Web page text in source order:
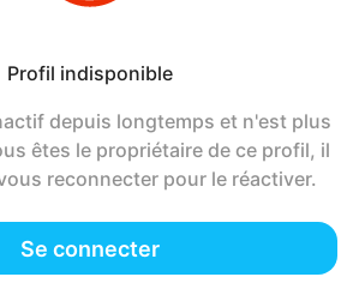
Profil indisponible
depuis longtemps et n'est plus
êtes le propriétaire de ce profil, il
reconnecter pour le réactiver.
Se connecter